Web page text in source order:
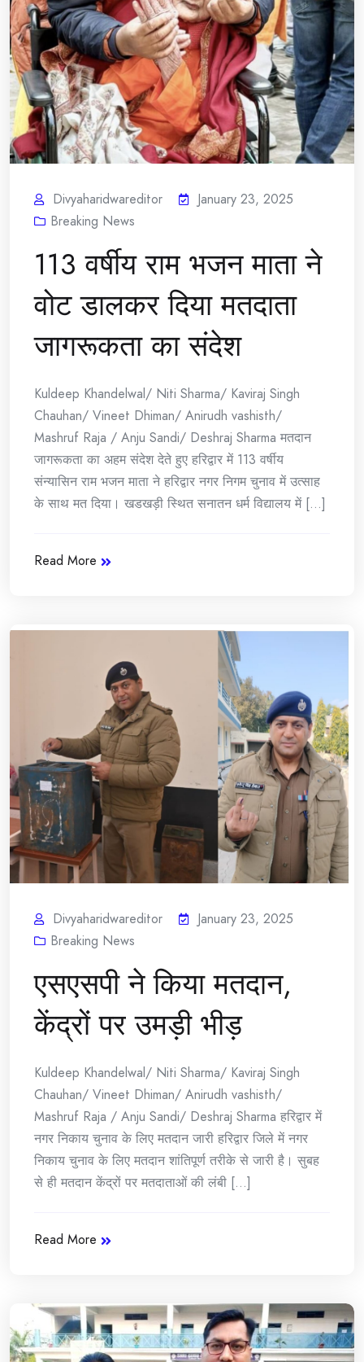
Divyaharidwareditor
January 23, 2025
Breaking News
113 वर्षीय राम भजन माता ने
वोट डालकर दिया मतदाता
जागरूकता का संदेश
Kuldeep Khandelwal/ Niti Sharma/ Kaviraj Singh
Chauhan/ Vineet Dhiman/ Anirudh vashisth/
Mashruf Raja / Anju Sandi/ Deshraj Sharma मतदान
जागरूकता का अहम संदेश देते हुए हरिद्वार में 113 वर्षीय
संन्यासिन राम भजन माता ने हरिद्वार नगर निगम चुनाव में उत्साह
के साथ मत दिया। खडखड़ी स्थित सनातन धर्म विद्यालय में [...]
Read More
Divyaharidwareditor
January 23, 2025
Breaking News
एसएसपी ने किया मतदान,
केंद्रों पर उमड़ी भीड़
Kuldeep Khandelwal/ Niti Sharma/ Kaviraj Singh
Chauhan/ Vineet Dhiman/ Anirudh vashisth/
Mashruf Raja / Anju Sandi/ Deshraj Sharma हरिद्वार में
नगर निकाय चुनाव के लिए मतदान जारी हरिद्वार जिले में नगर
निकाय चुनाव के लिए मतदान शांतिपूर्ण तरीके से जारी है। सुबह
से ही मतदान केंद्रों पर मतदाताओं की लंबी [...]
Read More